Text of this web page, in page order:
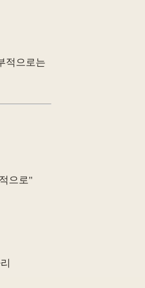
적으로는
으로"